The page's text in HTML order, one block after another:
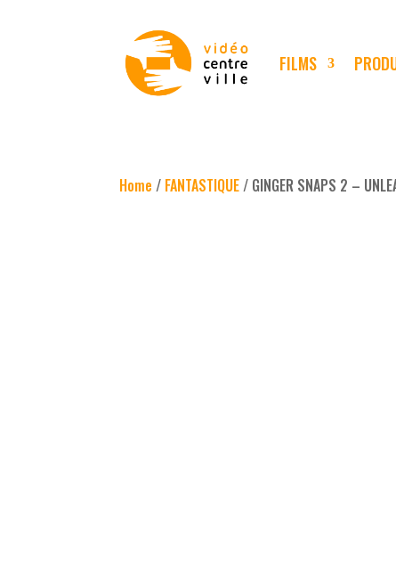
FILMS
Home / FANTASTIQUE/ GINGER SNAPS 2 –